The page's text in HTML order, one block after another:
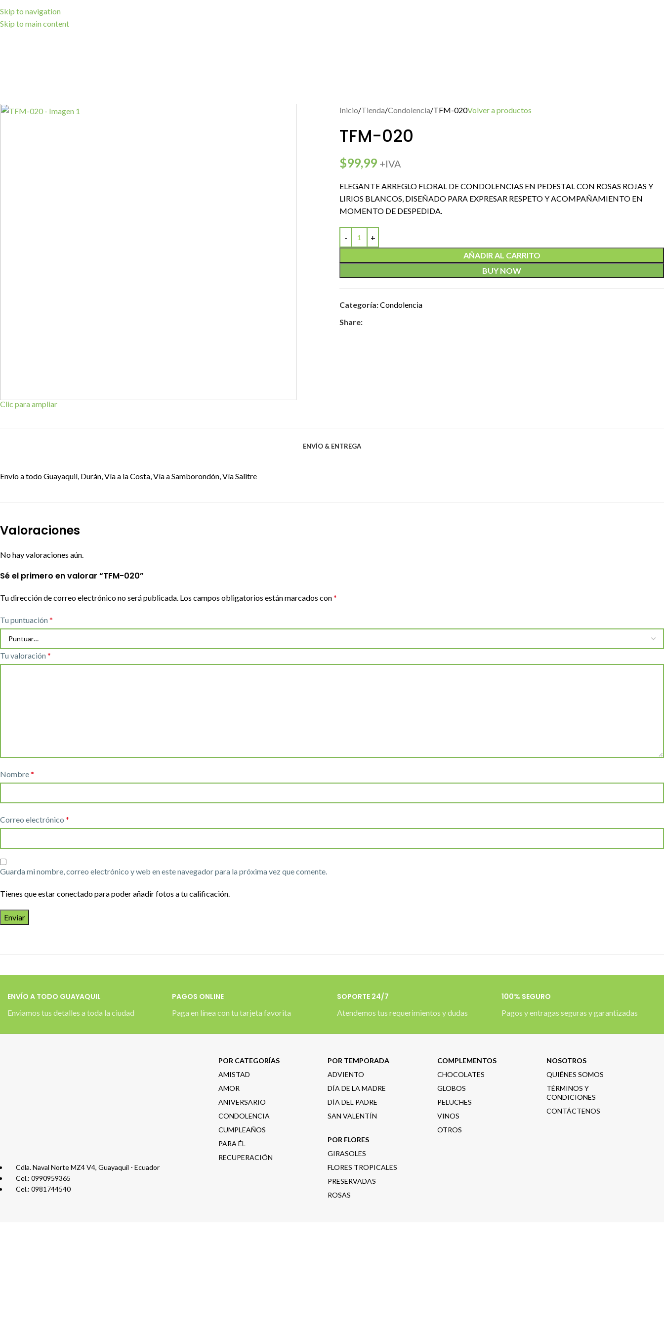
Skip to navigation
Skip to main content
Clic para ampliar
Inicio Tienda Condolencia TFM-020Volver a productos
TFM-020
$99,99 +IVA
ELEGANTE ARREGLO FLORAL DE CONDOLENCIAS EN PEDESTAL CON ROSAS ROJAS Y
LIRIOS BLANCOS, DISEÑADO PARA EXPRESAR RESPETO Y ACOMPAÑAMIENTO EN
MOMENTO DE DESPEDIDA.
AÑADIR AL CARRITO
BUY NOW
Categoría:Condolencia
Share:
ENVÍO & ENTREGA
Envío a todo Guayaquil, Durán, Vía a la Costa, Vía a Samborondón, Vía Salitre
Valoraciones
No hay valoraciones aún.
Sé el primero en valorar “TFM-020”
Tu dirección de correo electrónico no será publicada. Los campos obligatorios están marcados con*
Tu puntuación*
Tu valoración*
Nombre*
Correo electrónico *
Guarda mi nombre, correo electrónico y web en este navegador para la próxima vez que comente.
Tienes que estar conectado para poder añadir fotos a tu calificación.
ENVÍO A TODO GUAYAQUIL
Enviamos tus detalles a toda la ciudad
PAGOS ONLINE
Paga en línea con tu tarjeta favorita
SOPORTE 24/7
Atendemos tus requerimientos y dudas
100% SEGURO
Pagos y entragas seguras y garantizadas
Cdla. Naval Norte MZ4 V4, Guayaquil - Ecuador
Cel.: 0990959365
Cel.: 0981744540
POR CATEGORÍAS
AMISTAD
AMOR
ANIVERSARIO
CONDOLENCIA
CUMPLEAÑOS
PARA ÉL
RECUPERACIÓN
POR TEMPORADA
ADVIENTO
DÍA DE LA MADRE
DÍA DEL PADRE
SAN VALENTÍN
POR FLORES
GIRASOLES
FLORES TROPICALES
PRESERVADAS
ROSAS
COMPLEMENTOS
CHOCOLATES
GLOBOS
PELUCHES
VINOS
OTROS
NOSOTROS
QUIÉNES SOMOS
TÉRMINOS Y
CONDICIONES
CONTÁCTENOS